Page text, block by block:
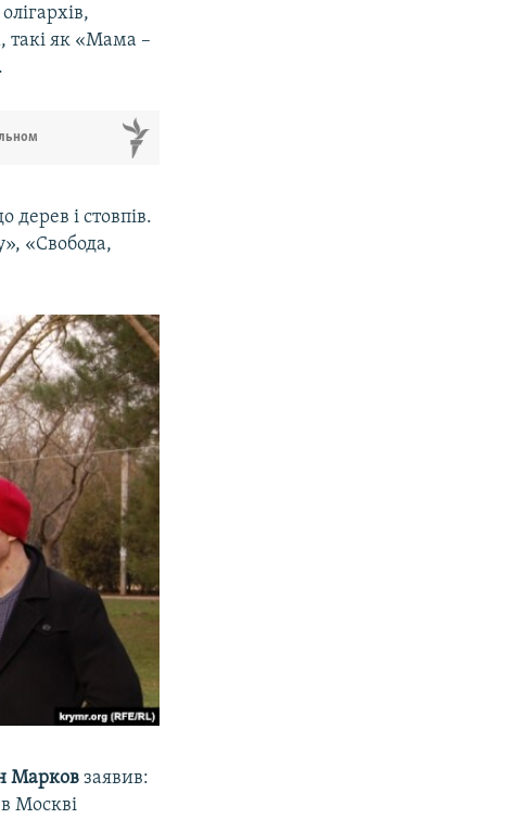
такі як «Мама –
дерев і стовпів.
«Свобода,
Марков заявив:
Москві